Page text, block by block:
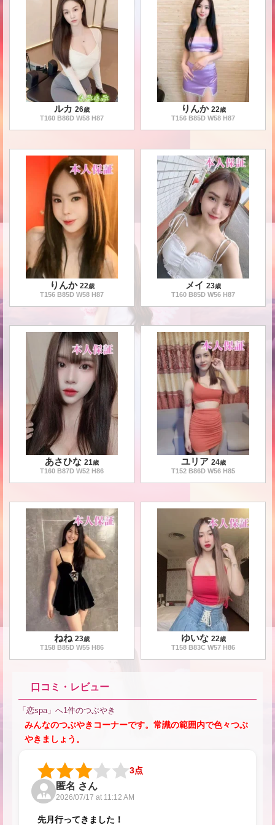
ルカ 26歳
T160 B86D W58 H87
りんか 22歳
T156 B85D W58 H87
りんか 22歳
T156 B85D W58 H87
メイ 23歳
T160 B85D W56 H87
あさひな 21歳
T160 B87D W52 H86
ユリア 24歳
T152 B86D W56 H85
ねね 23歳
T158 B85D W55 H86
ゆいな 22歳
T158 B83C W57 H86
口コミ・レビュー
「恋spa」へ1件のつぶやき
みんなのつぶやきコーナーです。常識の範囲内で色々つぶ
やきましょう。
3点
匿名 さん
2026/07/17 at 11:12 AM
先月行ってきました！